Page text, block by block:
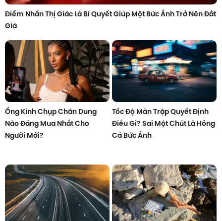
Điểm Nhấn Thị Giác Là Bí Quyết Giúp Một Bức Ảnh Trở Nên Đắt
Giá
Ống Kính Chụp Chân Dung
Nào Đáng Mua Nhất Cho
Người Mới?
Tốc Độ Màn Trập Quyết Định
Điều Gì? Sai Một Chút Là Hỏng
Cả Bức Ảnh